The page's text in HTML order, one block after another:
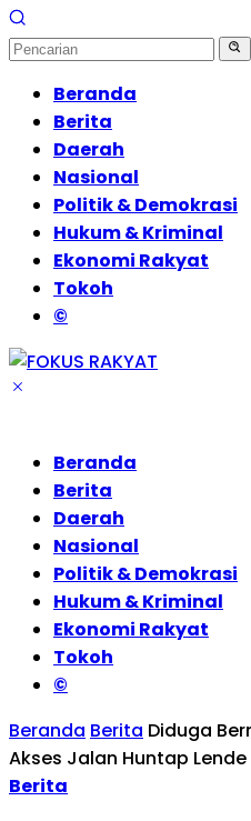
Beranda
Berita
Daerah
Nasional
Politik & Demokrasi
Hukum & Kriminal
Ekonomi Rakyat
Tokoh
©
Beranda
Berita
Daerah
Nasional
Politik & Demokrasi
Hukum & Kriminal
Ekonomi Rakyat
Tokoh
©
Beranda Berita Diduga
Akses Jalan Huntap
Berita